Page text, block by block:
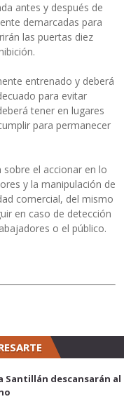
antes y después de
demarcadas para
las puertas diez
entrenado y deberá
para evitar
tener en lugares
para permanecer
el accionar en lo
y la manipulación de
comercial, del mismo
en caso de detección
o el público.
Santillán descansarán al